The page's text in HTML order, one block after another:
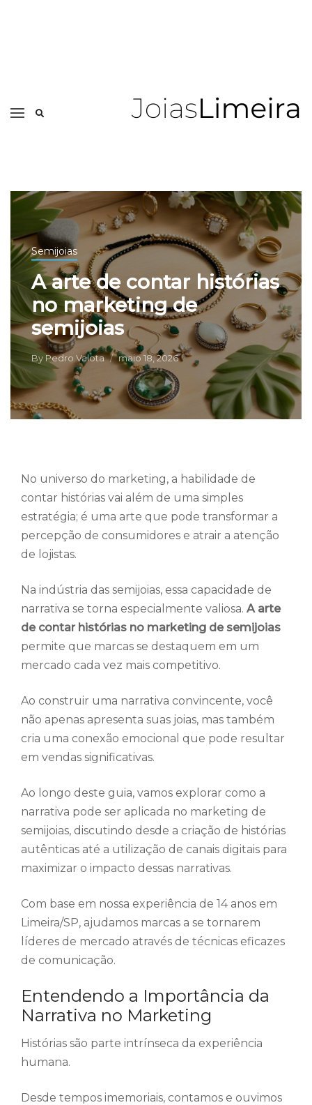
Semijoias
A arte de contar histórias
no marketing de
semijoias
By Pedro Valota maio 18, 2026
No universo do marketing, a habilidade de
contar histórias vai além de uma simples
estratégia; é uma arte que pode transformar a
percepção de consumidores e atrair a atenção
de lojistas.
Na indústria das semijoias, essa capacidade de
narrativa se torna especialmente valiosa. A arte
de contar histórias no marketing de semijoias
permite que marcas se destaquem em um
mercado cada vez mais competitivo.
Ao construir uma narrativa convincente, você
não apenas apresenta suas joias, mas também
cria uma conexão emocional que pode resultar
em vendas significativas.
Ao longo deste guia, vamos explorar como a
narrativa pode ser aplicada no marketing de
semijoias, discutindo desde a criação de histórias
autênticas até a utilização de canais digitais para
maximizar o impacto dessas narrativas.
Com base em nossa experiência de 14 anos em
Limeira/SP, ajudamos marcas a se tornarem
líderes de mercado através de técnicas eficazes
de comunicação.
Entendendo a Importância da
Narrativa no Marketing
Histórias são parte intrínseca da experiência
humana.
Desde tempos imemoriais, contamos e ouvimos